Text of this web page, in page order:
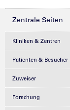
Zentrale Seiten
Kliniken & Zentren
Patienten & Besucher
Zuweiser
Forschung